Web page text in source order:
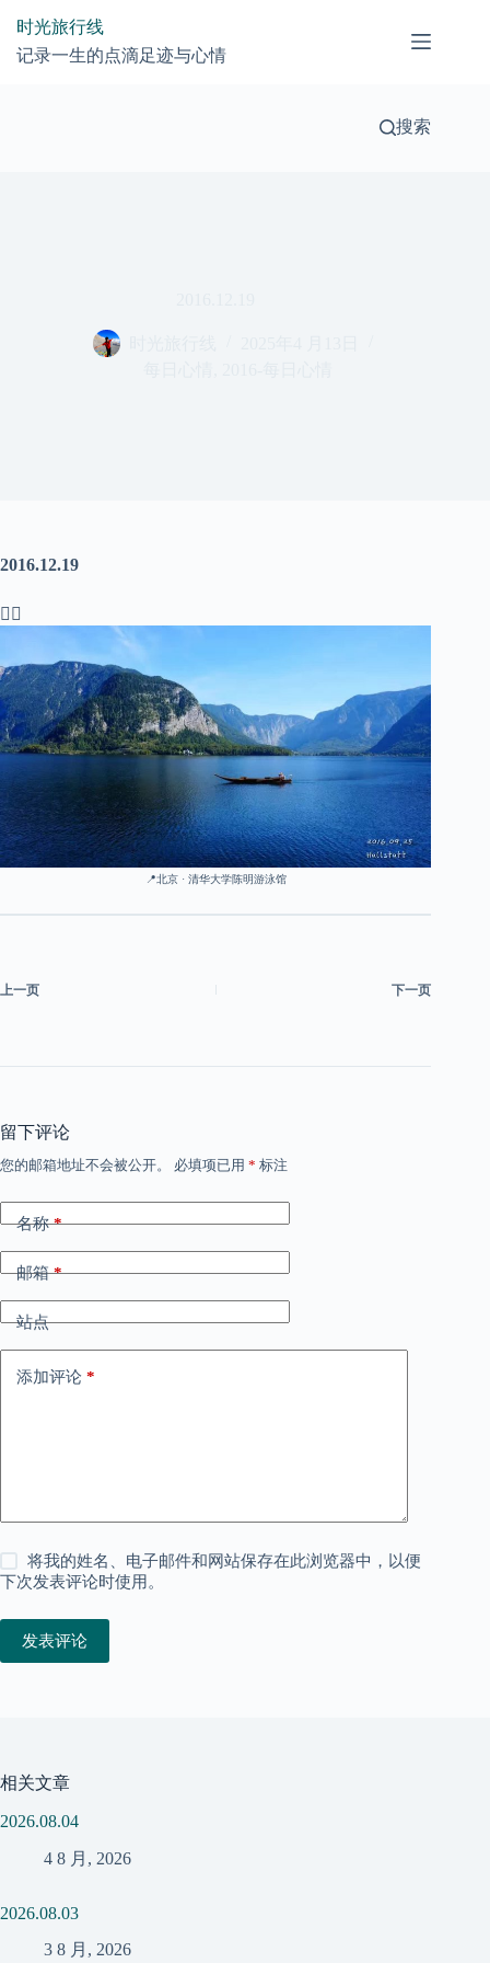
时光旅行线
记录一生的点滴足迹与心情
搜索
2016.12.19
🏊🏻
📍北京 · 清华大学陈明游泳馆
上一页 下一页
留下评论
您的邮箱地址不会被公开。 必填项已用 * 标注
名称*
邮箱*
站点
添加评论 *
将我的姓名、电子邮件和网站保存在此浏览器中，以便
下次发表评论时使用。
发表评论
相关文章
2026.08.04
4 8 月, 2026
2026.08.03
3 8 月, 2026